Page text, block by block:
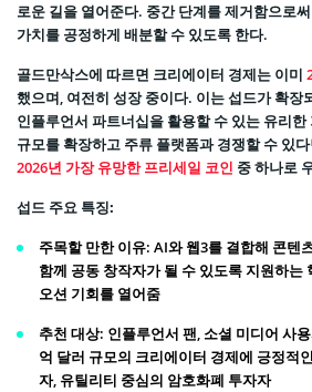
로운 길을 열어준다. 중간 단계를 제거함으로
가치를 공정하게 배분할 수 있도록 한다.
골드만삭스에 따르면 크리에이터 경제는 이미
했으며, 여전히 성장 중이다. 이는 섭드가 확장
인플루언서 파트너십을 활용할 수 있는 유리
규모를 확장하고 주류 플랫폼과 경쟁할 수 있
2026년 가장 유망한 프리세일 코인 중 하나로
섭드 주요 특징:
주목할 만한 이유: AI와 웹3를 결합해 콘텐
함께 공동 창작자가 될 수 있도록 지원하는
오션 기회를 열어줌
추천 대상: 인플루언서 팬, 소셜 미디어 사
억 달러 규모의 크리에이터 경제에 긍정적
자, 유틸리티 중심의 암호화폐 투자자